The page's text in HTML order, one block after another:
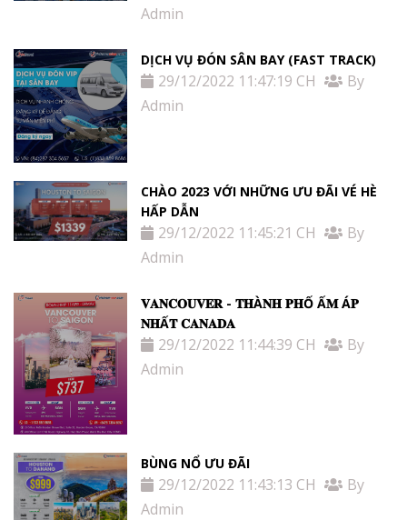
Admin
DỊCH VỤ ĐÓN SÂN BAY (FAST TRACK)
29/12/2022 11:47:19 CH
By
Admin
CHÀO 2023 VỚI NHỮNG ƯU ĐÃI VÉ HÈ
HẤP DẪN
29/12/2022 11:45:21 CH
By
Admin
𝐕𝐀𝐍𝐂𝐎𝐔𝐕𝐄𝐑 - 𝐓𝐇À𝐍𝐇 𝐏𝐇Ố Ấ𝐌 Á𝐏
𝐍𝐇Ấ𝐓 𝐂𝐀𝐍𝐀𝐃𝐀
29/12/2022 11:44:39 CH
By
Admin
BÙNG NỔ ƯU ĐÃI
29/12/2022 11:43:13 CH
By
Admin